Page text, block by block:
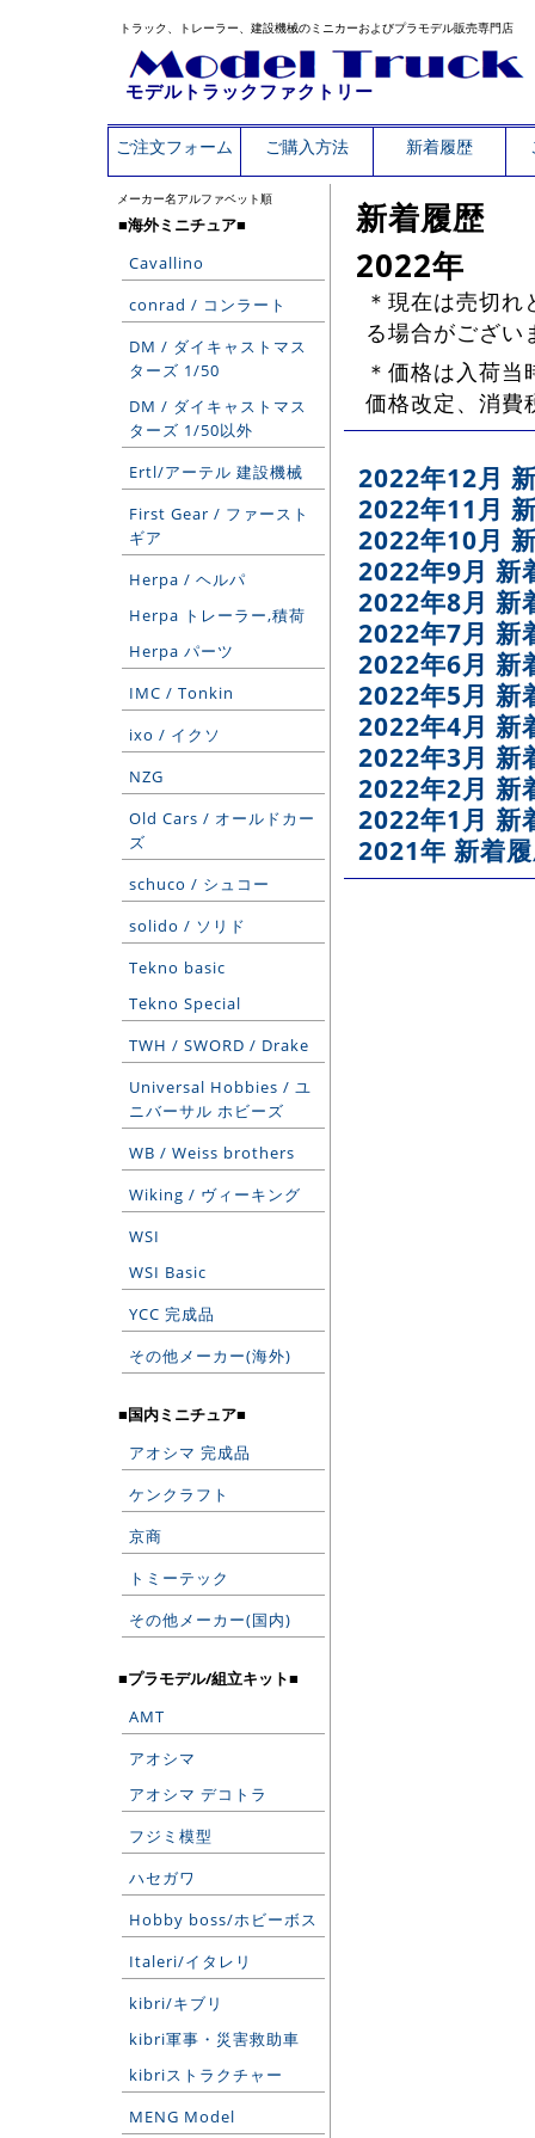
トラック、トレーラー、建設機械のミニカーおよびプラモデル販売専門店
モデルトラックファクトリー
ご注文フォーム ご購入方法 新着履歴
メーカー名アルファベット順
■海外ミニチュア■
Cavallino
conrad / コンラート
DM / ダイキャストマス
ターズ 1/50
DM / ダイキャストマス
ターズ 1/50以外
Ertl/アーテル 建設機械
First Gear / ファースト
ギア
Herpa / ヘルパ
Herpa トレーラー,積荷
Herpa パーツ
IMC / Tonkin
ixo / イクソ
NZG
Old Cars / オールドカー
ズ
schuco / シュコー
solido / ソリド
Tekno basic
Tekno Special
TWH / SWORD / Drake
Universal Hobbies / ユ
ニバーサル ホビーズ
WB / Weiss brothers
Wiking / ヴィーキング
WSI
WSI Basic
YCC 完成品
その他メーカー(海外)
■国内ミニチュア■
アオシマ 完成品
ケンクラフト
京商
トミーテック
その他メーカー(国内)
■プラモデル/組立キット■
AMT
アオシマ
アオシマ デコトラ
フジミ模型
ハセガワ
Hobby boss/ホビーボス
Italeri/イタレリ
kibri/キブリ
kibri軍事・災害救助車
kibriストラクチャー
MENG Model
新着履歴
2022年
＊現在は売切
る場合がござい
＊価格は入荷
価格改定、消費
2022年12月
2022年11月
2022年10月
2022年9月 新
2022年8月 新
2022年7月 新
2022年6月 新
2022年5月 新
2022年4月 新
2022年3月 新
2022年2月 新
2022年1月 新
2021年 新着